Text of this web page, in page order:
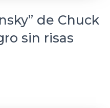
de Chuck
sin risas